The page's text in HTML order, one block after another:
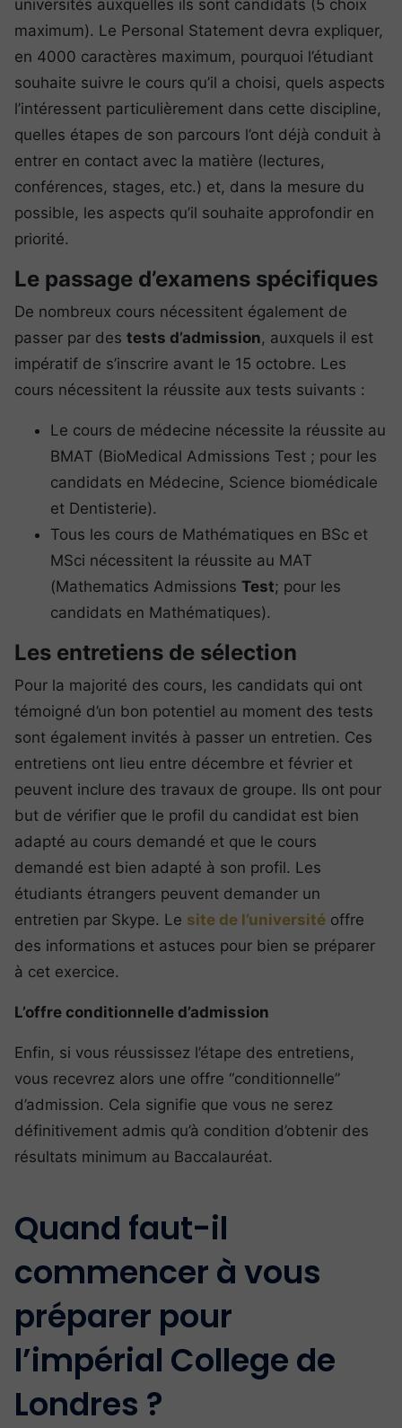
universités auxquelles ils sont candidats (5 choix
maximum). Le Personal Statement devra expliquer,
en 4000 caractères maximum, pourquoi l’étudiant
souhaite suivre le cours qu’il a choisi, quels aspects
l’intéressent particulièrement dans cette discipline,
quelles étapes de son parcours l’ont déjà conduit à
entrer en contact avec la matière (lectures,
conférences, stages, etc.) et, dans la mesure du
possible, les aspects qu’il souhaite approfondir en
priorité.
Le passage d’examens spécifiques
De nombreux cours nécessitent également de
passer par des tests d’admission, auxquels il est
impératif de s’inscrire avant le 15 octobre. Les
cours nécessitent la réussite aux tests suivants :
Le cours de médecine nécessite la réussite au
BMAT (BioMedical Admissions Test ; pour les
candidats en Médecine, Science biomédicale
et Dentisterie).
Tous les cours de Mathématiques en BSc et
MSci nécessitent la réussite au MAT
(Mathematics Admissions Test; pour les
candidats en Mathématiques).
Les entretiens de sélection
Pour la majorité des cours, les candidats qui ont
témoigné d’un bon potentiel au moment des tests
sont également invités à passer un entretien. Ces
entretiens ont lieu entre décembre et février et
peuvent inclure des travaux de groupe. Ils ont pour
but de vérifier que le profil du candidat est bien
adapté au cours demandé et que le cours
demandé est bien adapté à son profil. Les
étudiants étrangers peuvent demander un
entretien par Skype. Le site de l’université offre
des informations et astuces pour bien se préparer
à cet exercice.
L’offre conditionnelle d’admission
Enfin, si vous réussissez l’étape des entretiens,
vous recevrez alors une offre “conditionnelle”
d’admission. Cela signifie que vous ne serez
définitivement admis qu’à condition d’obtenir des
résultats minimum au Baccalauréat.
Quand faut-il
commencer à vous
préparer pour
l’impérial College de
Londres ?